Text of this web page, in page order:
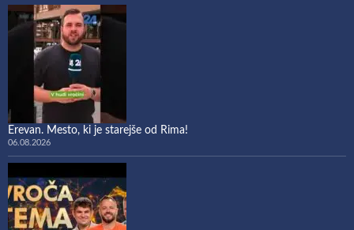
Erevan. Mesto, ki je starejše od Rima!
06.08.2026